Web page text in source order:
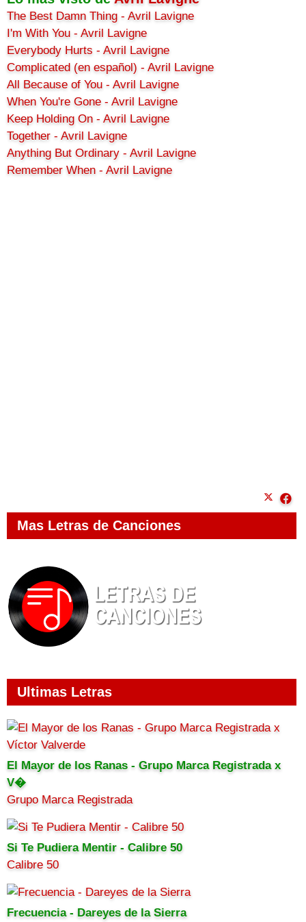
The Best Damn Thing - Avril Lavigne
I'm With You - Avril Lavigne
Everybody Hurts - Avril Lavigne
Complicated (en español) - Avril Lavigne
All Because of You - Avril Lavigne
When You're Gone - Avril Lavigne
Keep Holding On - Avril Lavigne
Together - Avril Lavigne
Anything But Ordinary - Avril Lavigne
Remember When - Avril Lavigne
Mas Letras de Canciones
Ultimas Letras
El Mayor de los Ranas - Grupo Marca Registrada x
V�
Grupo Marca Registrada
Si Te Pudiera Mentir - Calibre 50
Calibre 50
Frecuencia - Dareyes de la Sierra